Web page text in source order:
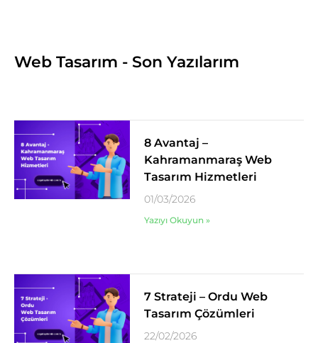
Web Tasarım - Son Yazılarım
8 Avantaj –
Kahramanmaraş Web
Tasarım Hizmetleri
01/03/2026
Yazıyı Okuyun »
7 Strateji – Ordu Web
Tasarım Çözümleri
22/02/2026